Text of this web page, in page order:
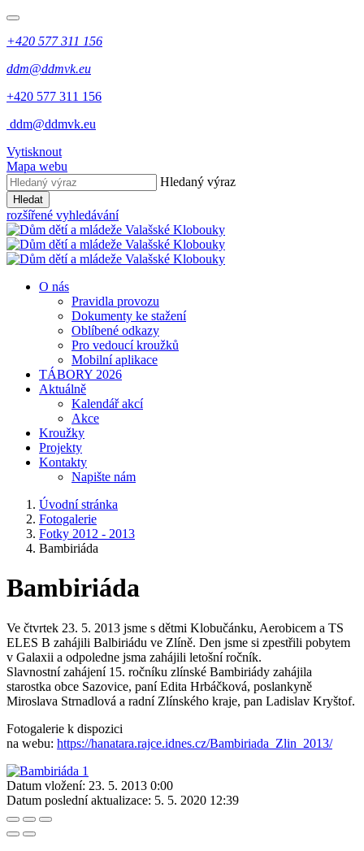
+420 577 311 156
ddm@ddmvk.eu
+420 577 311 156
ddm@ddmvk.eu
Vytisknout
Mapa webu
Hledaný výraz
Hledat
rozšířené vyhledávání
O nás
Pravidla provozu
Dokumenty ke stažení
Oblíbené odkazy
Pro vedoucí kroužků
Mobilní aplikace
TÁBORY 2026
Aktuálně
Kalendář akcí
Akce
Kroužky
Projekty
Kontakty
Napište nám
Úvodní stránka
Fotogalerie
Fotky 2012 - 2013
Bambiriáda
Bambiriáda
Ve čtvrtek 23. 5. 2013 jsme s dětmi Klobučánku, Aerobicem a TS
ELES B zahájili Balbiriádu ve Zlíně. Den jsme si zpestřili pobytem
v Galaxii a odpoledne jsma zahájili letošní ročník.
Slavnostní zahájení 15. ročníku zlínské Bambiriády zahájila
starostka obce Sazovice, paní Edita Hrbáčková, poslankyně
Miroslava Strnadlová a radní Zlínského kraje, pan Ladislav Kryštof.
Fotogalerie k dispozici
na webu: https://hanatara.rajce.idnes.cz/Bambiriada_Zlin_2013/
Datum vložení: 23. 5. 2013 0:00
Datum poslední aktualizace: 5. 5. 2020 12:39